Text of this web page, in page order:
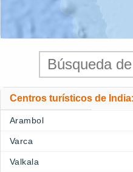
Centros turísticos de India:
Arambol
Varca
Valkala